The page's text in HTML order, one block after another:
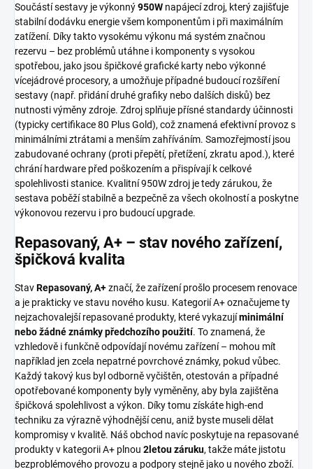
Součástí sestavy je výkonný950W napájecí zdroj, který zajišťuje
stabilní dodávku energie všem komponentům i při maximálním
zatížení. Díky takto vysokému výkonu má systém značnou
rezervu – bez problémů utáhne i komponenty s vysokou
spotřebou, jako jsou špičkové grafické karty nebo výkonné
vícejádrové procesory, a umožňuje případné budoucí rozšíření
sestavy (např. přidání druhé grafiky nebo dalších disků) bez
nutnosti výměny zdroje. Zdroj splňuje přísné standardy účinnosti
(typicky certifikace 80 Plus Gold), což znamená efektivní provoz s
minimálními ztrátami a menším zahříváním. Samozřejmostí jsou
zabudované ochrany (proti přepětí, přetížení, zkratu apod.), které
chrání hardware před poškozením a přispívají k celkové
spolehlivosti stanice. Kvalitní 950W zdroj je tedy zárukou, že
sestava poběží stabilně a bezpečně za všech okolností a poskytne
výkonovou rezervu i pro budoucí upgrade.
Repasovaný, A+ – stav nového zařízení,
špičková kvalita
StavRepasovaný, A+značí, že zařízení prošlo procesem renovace
a je prakticky ve stavu nového kusu. Kategorií A+ označujeme ty
nejzachovalejší repasované produkty, které vykazujíminimální
nebo žádné známky předchozího použití. To znamená, že
vzhledově i funkčně odpovídají novému zařízení – mohou mít
například jen zcela nepatrné povrchové známky, pokud vůbec.
Každý takový kus byl odborně vyčištěn, otestován a případné
opotřebované komponenty byly vyměněny, aby byla zajištěna
špičková spolehlivost a výkon. Díky tomu získáte high-end
techniku za výrazně výhodnější cenu, aniž byste museli dělat
kompromisy v kvalitě. Náš obchod navíc poskytuje na repasované
produkty v kategorii A+ plnou 2letou záruku, takže máte jistotu
bezproblémového provozu a podpory stejně jako u nového zboží.